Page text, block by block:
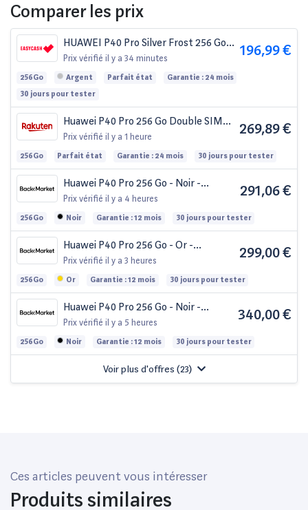
Comparer les prix
HUAWEI P40 Pro Silver Frost 256 Go
débloqué
Prix vérifié il y a 34 minutes 196,99 €
256Go Argent Parfait état
Garantie : 24 mois
30 jours pour tester
Huawei P40 Pro 256 Go Double SIM
Blush doré (Services Google non
intégrés)
Prix vérifié il y a 1 heure 269,89 €
256Go Parfait état Garantie : 24 mois 30 jours pour tester
Huawei P40 Pro 256 Go - Noir -
Débloqué - Dual-SIM
Prix vérifié il y a 4 heures 291,06 €
256Go Noir Garantie : 12 mois 30 jours pour tester
Huawei P40 Pro 256 Go - Or -
Débloqué
Prix vérifié il y a 3 heures 299,00 €
256Go Or Garantie : 12 mois 30 jours pour tester
Huawei P40 Pro 256 Go - Noir -
Débloqué
Prix vérifié il y a 5 heures 340,00 €
256Go Noir Garantie : 12 mois 30 jours pour tester
Voir plus d'offres (23)
Ces articles peuvent vous intéresser
Produits similaires